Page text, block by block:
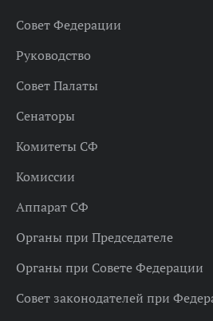
Совет Федерации
Руководство
Совет Палаты
Сенаторы
Комитеты СФ
Комиссии
Аппарат СФ
Органы при Председателе
Органы при Совете Федерации
Совет законодателей при